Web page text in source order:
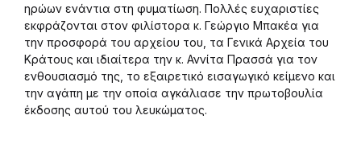
ηρώων ενάντια στη φυματίωση. Πολλές ευχαριστίες
εκφράζονται στον φιλίστορα κ. Γεώργιο Μπακέα για
την προσφορά του αρχείου του, τα Γενικά Αρχεία του
Κράτους και ιδιαίτερα την κ. Αννίτα Πρασσά για τον
ενθουσιασμό της, το εξαιρετικό εισαγωγικό κείμενο και
την αγάπη με την οποία αγκάλιασε την πρωτοβουλία
έκδοσης αυτού του λευκώματος.